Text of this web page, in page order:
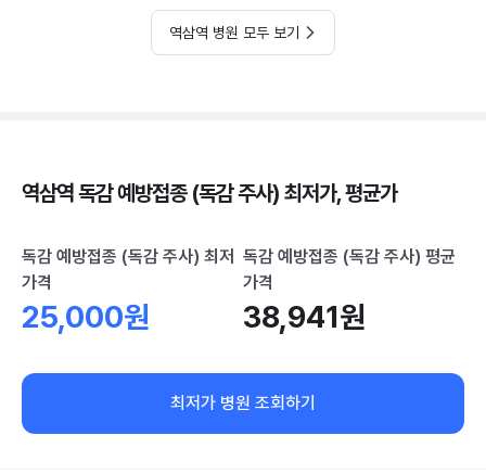
역삼역 병원 모두 보기
역삼역 독감 예방접종 (독감 주사) 최저가, 평균가
독감 예방접종 (독감 주사) 최저
가격
25,000원
독감 예방접종 (독감 주사) 평균
가격
38,941원
최저가 병원 조회하기